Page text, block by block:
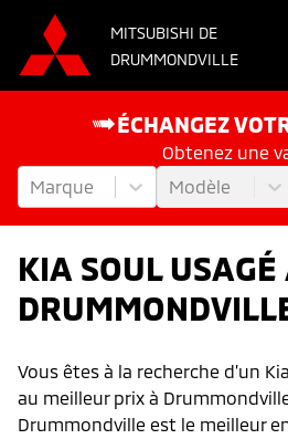
MITSUBISHI DE
DRUMMONDVILLE
ÉCHANGEZ
Obtenez une
Marque
Modèle
KIA SOUL
Vous êtes à la recherche d’un
au meilleur prix à
Drummondville est le meilleur